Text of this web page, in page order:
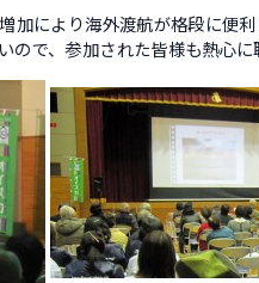
加により海外渡航が格段に便
ので、参加された皆様も熱心に